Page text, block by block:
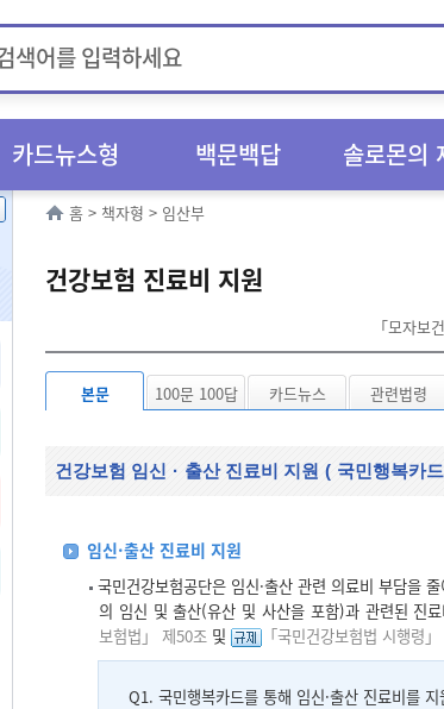
카드뉴스형 백문백답 솔로몬의
홈 > 책자형 > 임산부
건강보험 진료비 지원
「모자
본문 100문 100답 카드뉴스 관련법령
건강보험 임신 · 출산 진료비 지원 ( 국민행복카드
임신·출산 진료비 지원
국민건강보험공단은 임신·출산 관련 의료비 부담을
의 임신 및 출산(유산 및 사산을 포함)과 관련된 진
보험법」 제50조 및 「국민건강보험법 시행령
Q1. 국민행복카드를 통해 임신·출산 진료비를